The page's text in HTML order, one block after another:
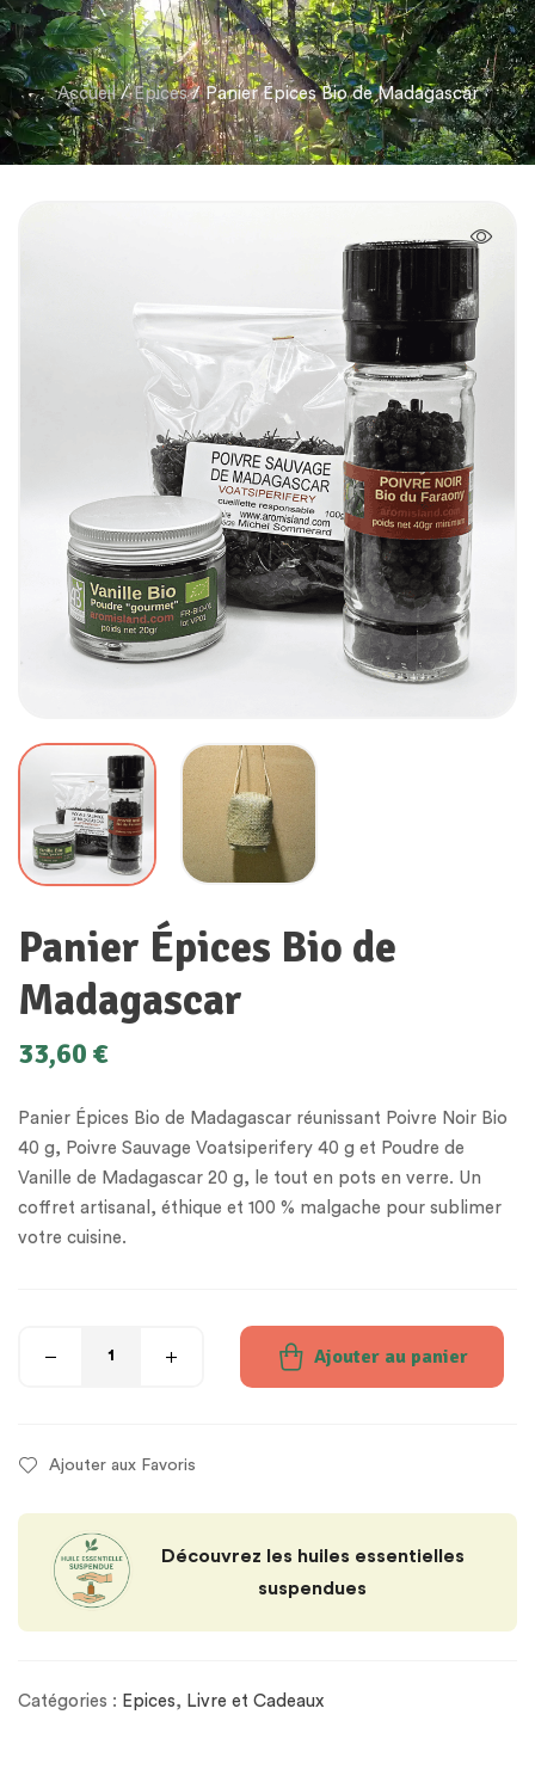
Accueil/Epices/ Panier Épices Bio de Madagascar
Panier Épices Bio de
Madagascar
33,60 €
Panier Épices Bio de Madagascar réunissant Poivre Noir Bio
40 g, Poivre Sauvage Voatsiperifery 40 g et Poudre de
Vanille de Madagascar 20 g, le tout en pots en verre. Un
coffret artisanal, éthique et 100 % malgache pour sublimer
votre cuisine.
Ajouter au panier
Ajouter aux Favoris
Découvrez les huiles essentielles
suspendues
Catégories : Epices, Livre et Cadeaux